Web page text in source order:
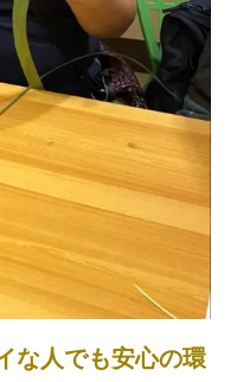
な人でも安心の環